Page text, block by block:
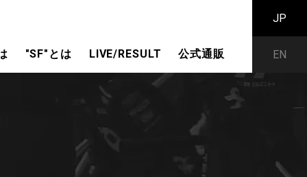
"SF"とは LIVE/RESULT 公式通販
JP
EN